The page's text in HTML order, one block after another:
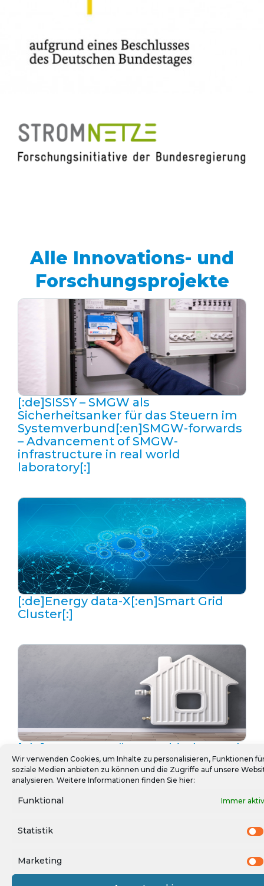
Wir verwenden Cookies, um Inhalte zu personalisieren, Funktionen
soziale Medien anbieten zu können und die Zugriffe auf unsere
analysieren. Weitere Informationen finden Sie hier:
Funktional Immer aktiv
Statistik
Marketing
Alle Innovations- und
Forschungsprojekte
[:de]SISSY – SMGW als
Sicherheitsanker für das Steuern im
Systemverbund[:en]SMGW-forwards
– Advancement of SMGW-
infrastructure in real world
laboratory[:]
[:de]Energy data-X[:en]Smart Grid
Cluster[:]
[:de]WARAN – Wärme anbinden und
netzdienlich nutzen[:en]Smart Grid
Cluster[:]